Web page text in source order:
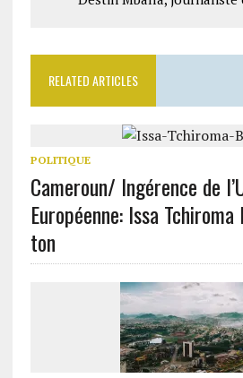
RELATED ARTICLES
POLITIQUE
Cameroun/ Ingérence de
Européenne: Issa
ton